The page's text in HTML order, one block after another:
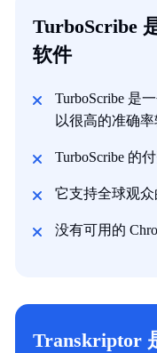
TurboScribe
软件
TurboScribe 是
以很高的准确率
TurboScribe 的
它支持全球观众
没有可用的
Transkriptor